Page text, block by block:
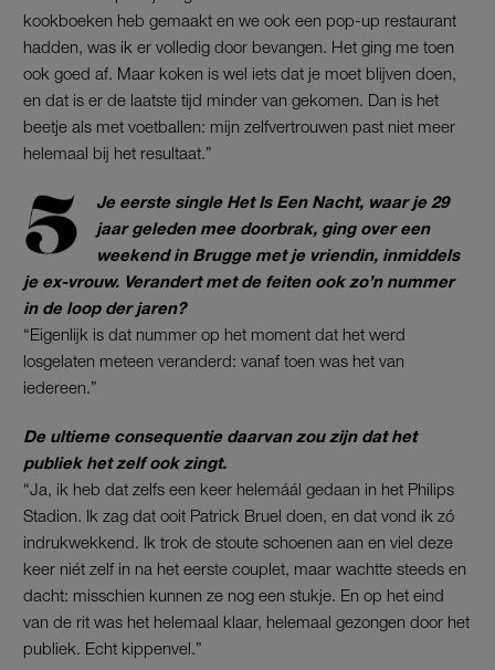
kookboeken heb gemaakt en we ook een pop-up restaurant
hadden, was ik er volledig door bevangen. Het ging me toen
ook goed af. Maar koken is wel iets dat je moet blijven doen,
en dat is er de laatste tijd minder van gekomen. Dan is het
beetje als met voetballen: mijn zelfvertrouwen past niet meer
helemaal bij het resultaat.”
Je eerste single Het Is Een Nacht, waar je 29
jaar geleden mee doorbrak, ging over een
weekend in Brugge met je vriendin, inmiddels
je ex-vrouw. Verandert met de feiten ook zo’n nummer
in de loop der jaren?
“Eigenlijk is dat nummer op het moment dat het werd
losgelaten meteen veranderd: vanaf toen was het van
iedereen.”
De ultieme consequentie daarvan zou zijn dat het
publiek het zelf ook zingt.
“Ja, ik heb dat zelfs een keer helemáál gedaan in het Philips
Stadion. Ik zag dat ooit Patrick Bruel doen, en dat vond ik zó
indrukwekkend. Ik trok de stoute schoenen aan en viel deze
keer niét zelf in na het eerste couplet, maar wachtte steeds en
dacht: misschien kunnen ze nog een stukje. En op het eind
van de rit was het helemaal klaar, helemaal gezongen door het
publiek. Echt kippenvel.”